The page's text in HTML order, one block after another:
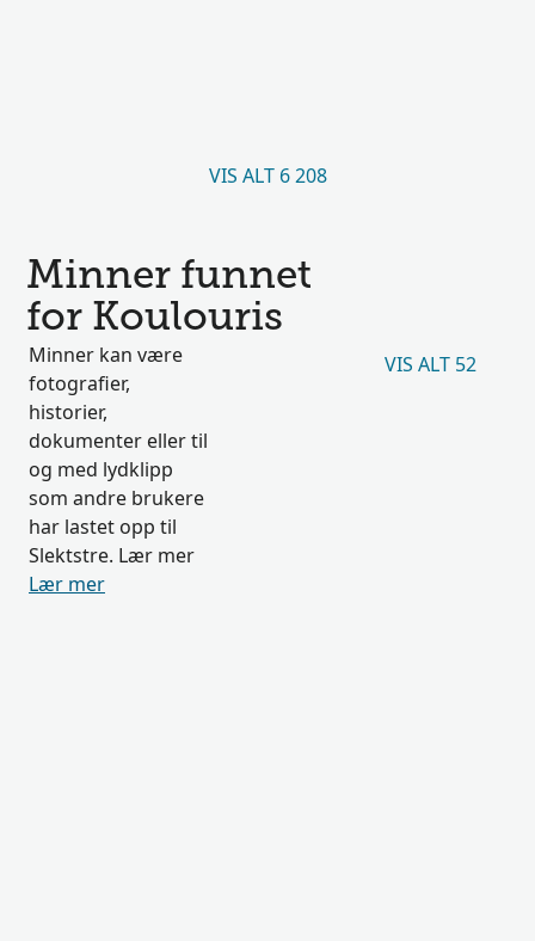
VIS ALT 6 208
Minner funnet
for Koulouris
Minner kan være
fotografier,
historier,
dokumenter eller til
og med lydklipp
som andre brukere
har lastet opp til
Slektstre. Lær mer
Lær mer
VIS ALT 52